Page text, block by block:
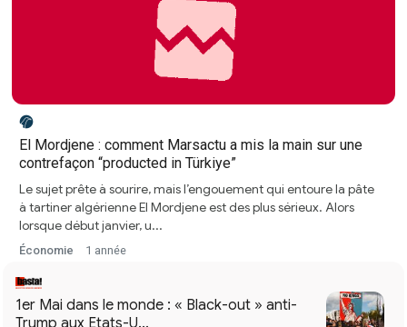
El Mordjene : comment Marsactu a mis la main sur une
contrefaçon “producted in Türkiye”
Le sujet prête à sourire, mais l’engouement qui entoure la pâte
à tartiner algérienne El Mordjene est des plus sérieux. Alors
lorsque début janvier, u...
Économie 1 année